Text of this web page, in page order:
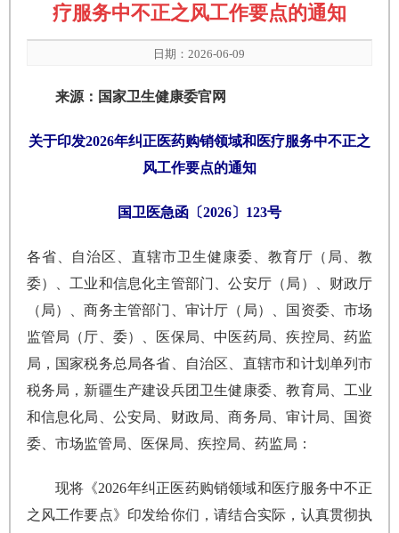
疗服务中不正之风工作要点的通知
日期：2026-06-09
来源： 国家卫生健康委官网
关于印发2026年纠正医药购销领域和医疗服务中不正之
风工作要点的通知
国卫医急函〔2026〕123号
各省、自治区、直辖市卫生健康委、教育厅（局、教
委）、工业和信息化主管部门、公安厅（局）、财政厅
（局）、商务主管部门、审计厅（局）、国资委、市场
监管局（厅、委）、医保局、中医药局、疾控局、药监
局，国家税务总局各省、自治区、直辖市和计划单列市
税务局，新疆生产建设兵团卫生健康委、教育局、工业
和信息化局、公安局、财政局、商务局、审计局、国资
委、市场监管局、医保局、疾控局、药监局：
现将《2026年纠正医药购销领域和医疗服务中不正
之风工作要点》印发给你们，请结合实际，认真贯彻执